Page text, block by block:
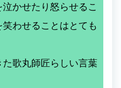
かせたり怒らせるこ
わせることはとても
歌丸師匠らしい言葉